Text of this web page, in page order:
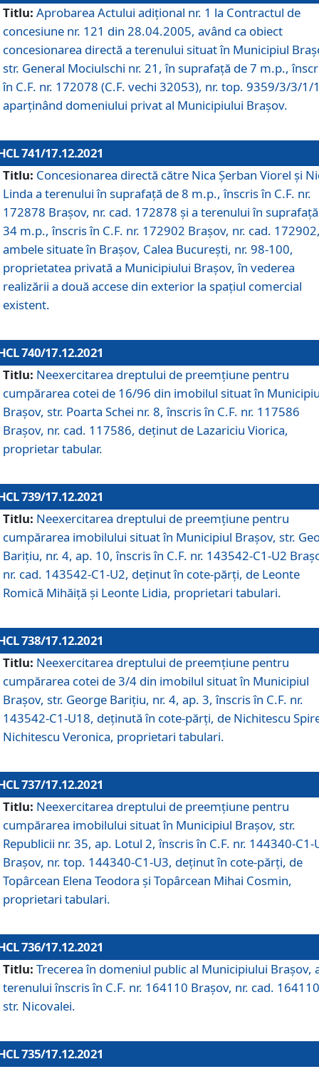
Titlu: Aprobarea Actului adiţional nr. 1 la Contractul de
concesiune nr. 121 din 28.04.2005, având ca obiect
concesionarea directă a terenului situat în Municipiul
str. General Mociulschi nr. 21, în suprafață de 7 m.p.,
în C.F. nr. 172078 (C.F. vechi 32053), nr. top. 9359/3/3/1/
aparținând domeniului privat al Municipiului Brașov.
741/17.12.2021
Titlu: Concesionarea directă către Nica Șerban Viorel și
Linda a terenului în suprafață de 8 m.p., înscris în C.F. nr.
172878 Brașov, nr. cad. 172878 și a terenului în
34 m.p., înscris în C.F. nr. 172902 Brașov, nr. cad.
ambele situate în Brașov, Calea București, nr. 98-100,
proprietatea privată a Municipiului Brașov, în vederea
realizării a două accese din exterior la spațiul comercial
existent.
740/17.12.2021
Titlu: Neexercitarea dreptului de preemţiune pentru
cumpărarea cotei de 16/96 din imobilul situat în
Braşov, str. Poarta Schei nr. 8, înscris în C.F. nr. 117586
Brașov, nr. cad. 117586, deținut de Lazariciu Viorica,
proprietar tabular.
739/17.12.2021
Titlu: Neexercitarea dreptului de preemţiune pentru
cumpărarea imobilului situat în Municipiul Braşov, str.
Barițiu, nr. 4, ap. 10, înscris în C.F. nr. 143542-C1-U2
nr. cad. 143542-C1-U2, deținut în cote-părți, de Leonte
Romică Mihăiță și Leonte Lidia, proprietari tabulari.
738/17.12.2021
Titlu: Neexercitarea dreptului de preemţiune pentru
cumpărarea cotei de 3/4 din imobilul situat în Municipiul
Braşov, str. George Barițiu, nr. 4, ap. 3, înscris în C.F. nr.
143542-C1-U18, deținută în cote-părți, de Nichitescu
Nichitescu Veronica, proprietari tabulari.
737/17.12.2021
Titlu: Neexercitarea dreptului de preemţiune pentru
cumpărarea imobilului situat în Municipiul Braşov, str.
Republicii nr. 35, ap. Lotul 2, înscris în C.F. nr. 144340-C1-
Brașov, nr. top. 144340-C1-U3, deținut în cote-părți, de
Topârcean Elena Teodora și Topârcean Mihai Cosmin,
proprietari tabulari.
736/17.12.2021
Titlu: Trecerea în domeniul public al Municipiului Braşov,
terenului înscris în C.F. nr. 164110 Brașov, nr. cad.
str. Nicovalei.
735/17.12.2021